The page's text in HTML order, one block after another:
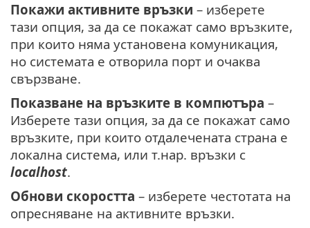
Покажи активните връзки – изберете
тази опция, за да се покажат само връзките,
при които няма установена комуникация,
но системата е отворила порт и очаква
свързване.
Показване на връзките в компютъра –
Изберете тази опция, за да се покажат само
връзките, при които отдалечената страна е
локална система, или т.нар. връзки с
localhost.
Обнови скоростта – изберете честотата на
опресняване на активните връзки.